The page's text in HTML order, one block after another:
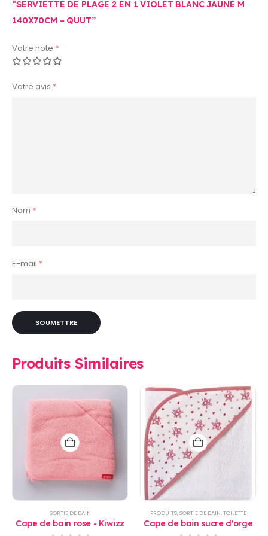
“SERVIETTE DE PLAGE 2 EN 1 VIOLET BLANC JAUNE M
140X70CM – QUUT”
Votre note *
Votre avis *
Nom *
E-mail *
Produits Similaires
SORTIE DE BAIN
Cape de bain rose - Kiwizz
PRODUITS,SORTIE DE BAIN,TOILETTE
Cape de bain sucre d'orge